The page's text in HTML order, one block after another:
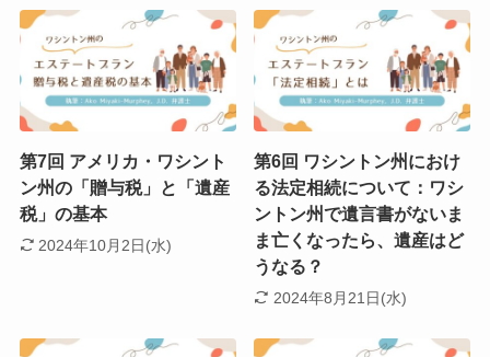
第7回 アメリカ・ワシント
ン州の「贈与税」と「遺産
税」の基本
2024年10月2日(水)
第6回 ワシントン州におけ
る法定相続について：ワシ
ントン州で遺言書がないま
ま亡くなったら、遺産はど
うなる？
2024年8月21日(水)